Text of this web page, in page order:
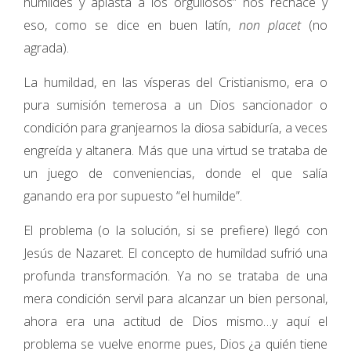
eso, como se dice en buen latín, non placet(no
agrada).
La humildad, en las vísperas del Cristianismo, era o
pura sumisión temerosa a un Dios sancionador o
condición para granjearnos la diosa sabiduría, a veces
engreída y altanera. Más que una virtud se trataba de
un juego de conveniencias, donde el que salía
ganando era por supuesto “el humilde”.
El problema (o la solución, si se prefiere) llegó con
Jesús de Nazaret. El concepto de humildad sufrió una
profunda transformación. Ya no se trataba de una
mera condición servil para alcanzar un bien personal,
ahora era una actitud de Dios mismo…y aquí el
problema se vuelve enorme pues, Dios ¿a quién tiene